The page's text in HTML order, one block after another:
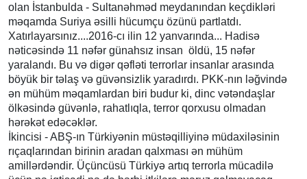
olan İstanbulda - Sultanəhməd meydanından keçdikləri
məqamda Suriya əsilli hücumçu özünü partlatdı.
Xatırlayarsınız....2016-cı ilin 12 yanvarında... Hadisə
nəticəsində 11 nəfər günahsız insan öldü, 15 nəfər
yaralandı. Bu və digər qəfləti terrorlar insanlar arasında
böyük bir təlaş və güvənsizlik yaradırdı. PKK-nın ləğvində
ən mühüm məqamlardan biri budur ki, dinc vətəndaşlar
ölkəsində güvənlə, rahatlıqla, terror qorxusu olmadan
hərəkət edəcəklər.
İkincisi - ABŞ-ın Türkiyənin müstəqilliyinə müdaxiləsinin
rıçaqlarından birinin aradan qalxması ən mühüm
amillərdəndir. Üçüncüsü Türkiyə artıq terrorla mücadilə